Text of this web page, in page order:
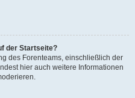
der Startseite?
des Forenteams, einschließlich der
hier auch weitere Informationen